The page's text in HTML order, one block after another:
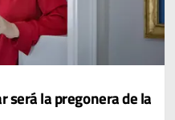
será la pregonera de la